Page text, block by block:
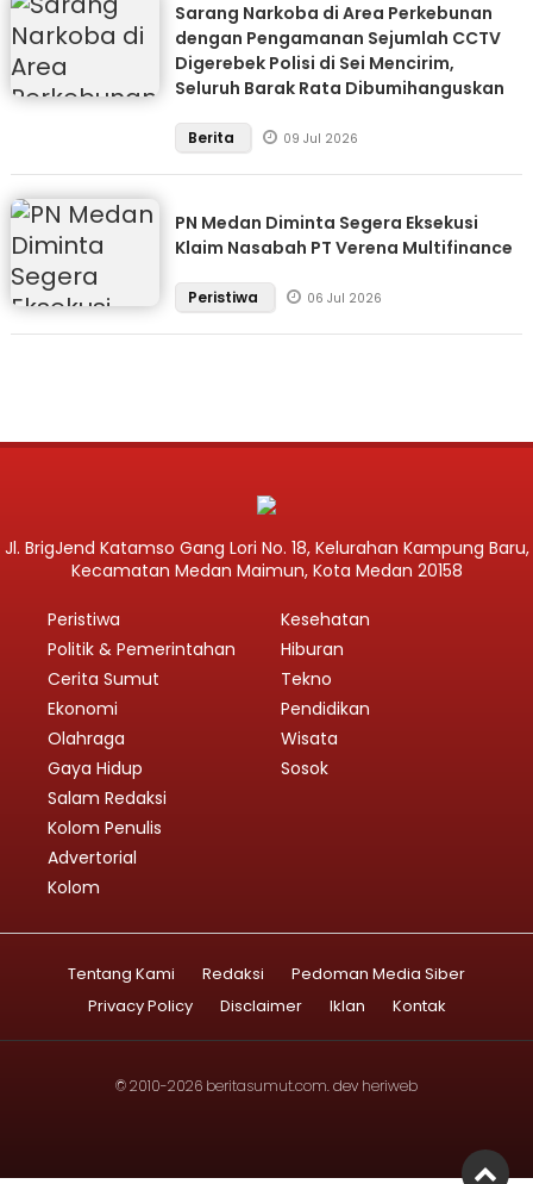
Sarang Narkoba di Area Perkebunan
dengan Pengamanan Sejumlah CCTV
Digerebek Polisi di Sei Mencirim,
Seluruh Barak Rata Dibumihanguskan
Berita 09 Jul 2026
PN Medan Diminta Segera Eksekusi
Klaim Nasabah PT Verena Multifinance
Peristiwa 06 Jul 2026
Jl. BrigJend Katamso Gang Lori No. 18, Kelurahan Kampung Baru,
Kecamatan Medan Maimun, Kota Medan 20158
Peristiwa
Politik & Pemerintahan
Cerita Sumut
Ekonomi
Olahraga
Gaya Hidup
Kesehatan
Hiburan
Tekno
Pendidikan
Wisata
Sosok
Salam Redaksi
Kolom Penulis
Advertorial
Kolom
Tentang Kami Redaksi
Pedoman Media Siber
Privacy Policy
Disclaimer Iklan Kontak
© 2010-2026 beritasumut.com. dev heriweb